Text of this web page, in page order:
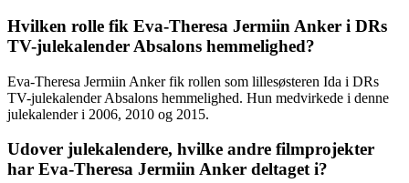
Hvilken rolle fik Eva-Theresa Jermiin Anker i DRs
TV-julekalender Absalons hemmelighed?
Eva-Theresa Jermiin Anker fik rollen som lillesøsteren Ida i DRs
TV-julekalender Absalons hemmelighed. Hun medvirkede i denne
julekalender i 2006, 2010 og 2015.
Udover julekalendere, hvilke andre filmprojekter
har Eva-Theresa Jermiin Anker deltaget i?